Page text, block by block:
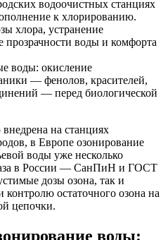
водоочистных станциях
к хлорированию.
хлора, устранение
воды и комфорта
воды: окисление
— фенолов, красителей,
— перед биологической
на станциях
в Европе озонирование
воды уже несколько
в России — СанПиН и ГОСТ
дозы озона, так и
остаточного озона на
цепочки.
воды: